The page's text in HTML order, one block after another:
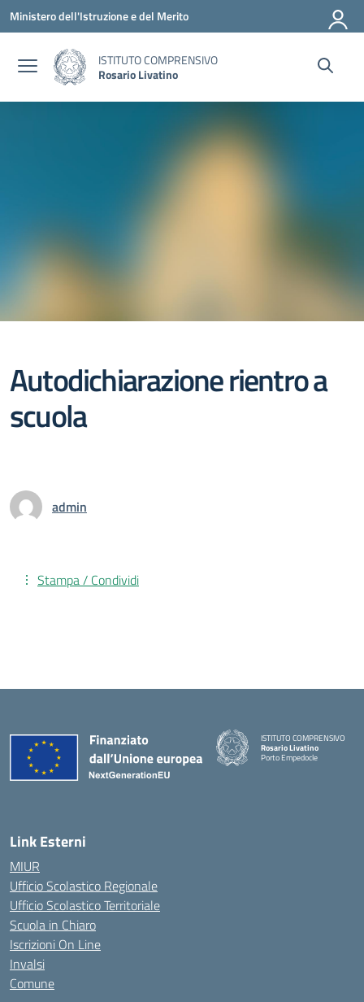
Vai ai contenuti
Vai al menu di navigazione
Vai al footer
Ministero dell'Istruzione e del Merito
ISTITUTO COMPRENSIVO
Rosario Livatino
Autodichiarazione rientro a
scuola
admin
Stampa / Condividi
ISTITUTO COMPRENSIVO
Rosario Livatino
Porto Empedocle
Link Esterni
MIUR
Ufficio Scolastico Regionale
Ufficio Scolastico Territoriale
Scuola in Chiaro
Iscrizioni On Line
Invalsi
Comune